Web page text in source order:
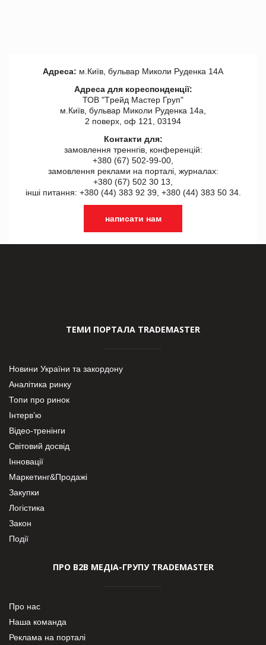
Адреса: м.Київ, бульвар Миколи Руденка 14А
Адреса для кореспонденції:
ТОВ "Tрейд Мастер Груп"
м.Київ, бульвар Миколи Руденка 14а,
2 поверх, оф 121, 03194
Контакти для:
замовлення треннгів, конференцій:
+380 (67) 502-99-00,
замовлення реклами на порталі, журналах:
+380 (67) 502 30 13,
інші питання: +380 (44) 383 92 39, +380 (44) 383 50 34.
написати нам
ТЕМИ ПОРТАЛА TRADEMASTER
Новини України та закордону
Аналітика ринку
Топи про ринок
Інтерв’ю
Відео-тренінги
Світовий досвід
Інновації
Маркетинг&Продажі
Закупки
Логістика
Закон
Події
ПРО В2В МЕДІА-ГРУПУ TRADEMASTER
Про нас
Наша команда
Реклама на порталі